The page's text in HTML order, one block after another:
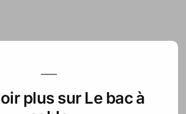
Télé
plus sur Le bac à